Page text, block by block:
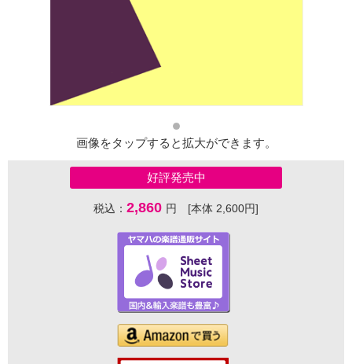
画像をタップすると拡大ができます。
好評発売中
税込： 2,860 円 [本体 2,600円]